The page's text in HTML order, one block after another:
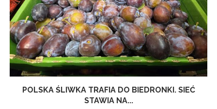
POLSKA ŚLIWKA TRAFIA DO BIEDRONKI. SIEĆ
STAWIA NA...